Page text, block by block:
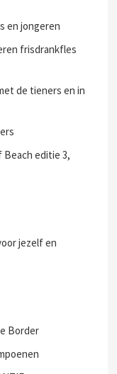
en jongeren
frisdrankfles
de tieners en in
Beach editie 3,
jezelf en
Border